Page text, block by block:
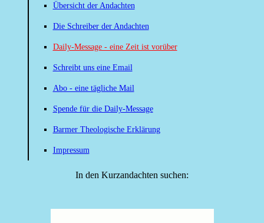
Übersicht der Andachten
Die Schreiber der Andachten
Daily-Message - eine Zeit ist vorüber
Schreibt uns eine Email
Abo - eine tägliche Mail
Spende für die Daily-Message
Barmer Theologische Erklärung
Impressum
In den Kurzandachten suchen: